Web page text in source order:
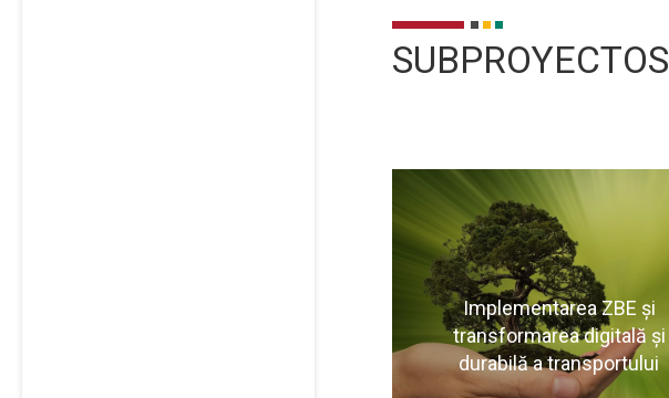
SUBPROYECTOS
Implementarea ZBE și
transformarea digitală și
durabilă a transportului